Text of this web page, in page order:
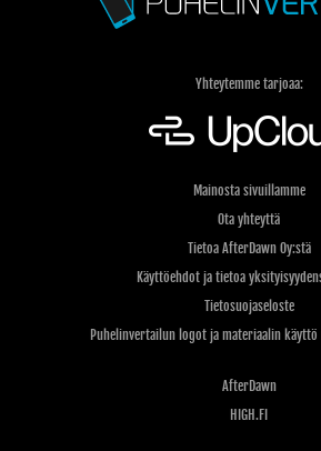
Yhteytemme tarjoaa:
Mainosta sivuillamme
Ota yhteyttä
Tietoa AfterDawn Oy:stä
Käyttöehdot ja tietoa
Tietosuojaseloste
Puhelinvertailun logot ja materiaalin
AfterDawn
HIGH.FI